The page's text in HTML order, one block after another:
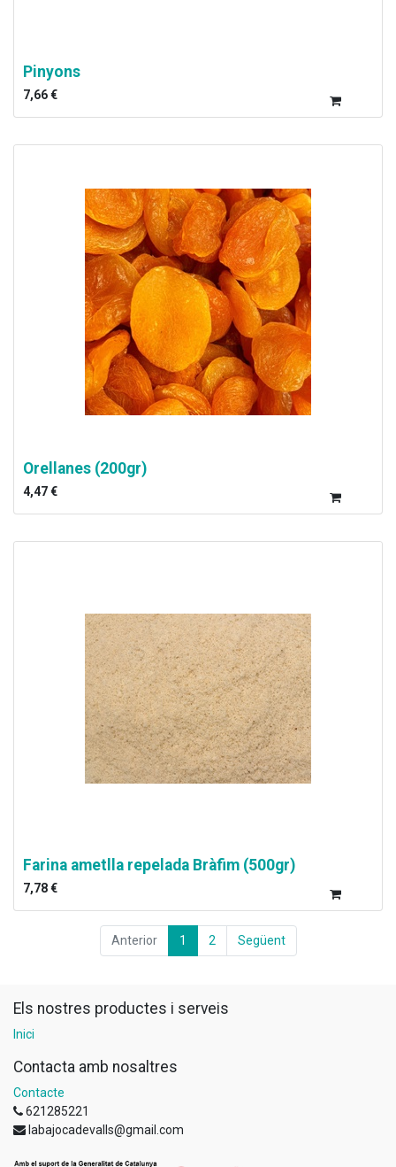
Pinyons
7,66€
Orellanes (200gr)
4,47€
Farina ametlla repelada Bràfim (500gr)
7,78€
Anterior 1 2 Següent
Els nostres productes i serveis
Inici
Contacta amb nosaltres
Contacte
621285221
labajocadevalls@gmail.com